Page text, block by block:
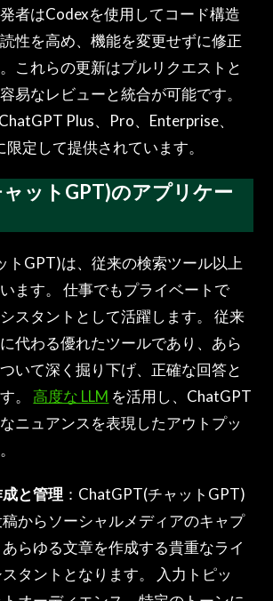
者はCodexを使用してコード構造
性を高め、機能を変更せずに修正
これらの更新はプルリクエストと
易なレビューと統合が可能です。
Plus、Pro、Enterprise、
定して提供されています。
ットGPT)のアプリケー
トGPT)は、従来の検索ツール以上
ます。 仕事でもプライベートで
スタントとして活躍します。 従来
代わる優れたツールであり、あら
いて深く掘り下げ、正確な回答と
。高度な LLM を活用し、ChatGPT
ニュアンスを表現したアウトプッ
と管理 ：ChatGPT(チャットGPT)
からソーシャルメディアのキャプ
らゆる文章を作成する貴重なライ
タントとなります。 入力トピッ